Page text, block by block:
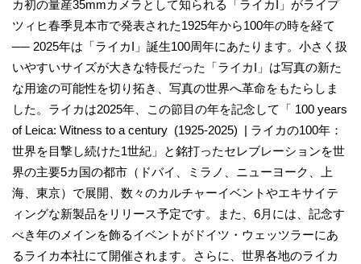
カ初の量産35mmカメラとして知られる「ライカI」がライプ
ツィヒ春季見本市で発表された1925年から100年の時を経て
── 2025年は「ライカI」誕生100周年にあたります。小さく扱
いやすいサイズが大きな特長だった「ライカI」は写真の新た
な用途の可能性を切り拓き、写真の世界へ革命をもたらしま
した。ライカは2025年、この節目の年を記念して「 100 years
of Leica: Witness to a century (1925-2025) | ライカの100年：
世界を目撃し続けた1世紀」と銘打ったセレブレーションを世
界の主要5カ国の都市（ドバイ、ミラノ、ニューヨーク、上
海、東京）で展開、数々のカルチャーイベントやエキサイテ
ィングな新製品をリリース予定です。また、6月には、記念す
べき年のメインを飾るイベントがドイツ・ウェッツラーにあ
るライカ本社にて開催されます。さらに、世界各地のライカ